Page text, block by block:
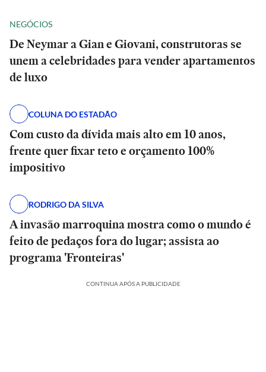
NEGÓCIOS
De Neymar a Gian e Giovani, construtoras se
unem a celebridades para vender apartamentos
de luxo
COLUNA DO ESTADÃO
Com custo da dívida mais alto em 10 anos,
frente quer fixar teto e orçamento 100%
impositivo
RODRIGO DA SILVA
A invasão marroquina mostra como o mundo é
feito de pedaços fora do lugar; assista ao
programa 'Fronteiras'
CONTINUA APÓS A PUBLICIDADE